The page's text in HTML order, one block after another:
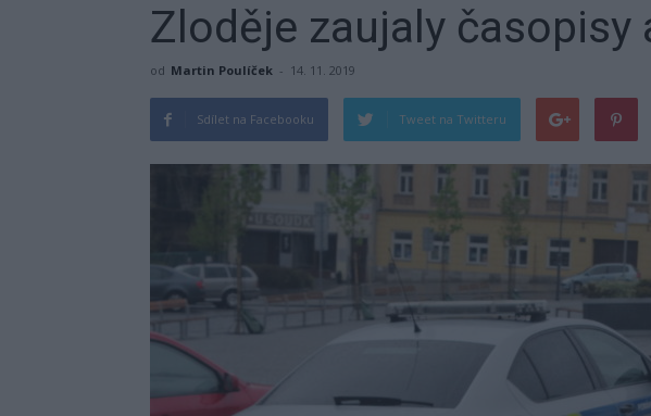
Zloděje zaujaly časopisy
od Martin Poulíček - 14. 11. 2019
Sdílet na Facebooku Tweet na Twitteru